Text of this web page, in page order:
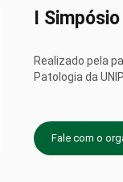
I
Realizado pela
Patologia da
Fale com o